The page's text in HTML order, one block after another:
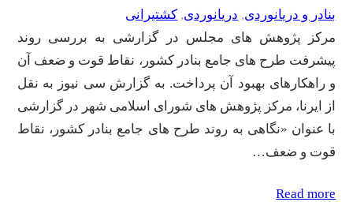
بنادر و دریانوردی, دریانوردی, کشتیرانی
مرکز پژوهش های مجلس در گزارشی به بررسی روند
پیشرفت طرح های جامع بنادر کشور، نقاط قوت و ضعف آن
و راهکارهای بهبود آن پرداخت. به گزارش سی نیوز به نقل
از ایرنا، مرکز پژوهش های شورای اسلامی شهر در گزارشی
با عنوان «نگاهی به روند طرح های جامع بنادر کشور، نقاط
قوت و ضعف…
Read more